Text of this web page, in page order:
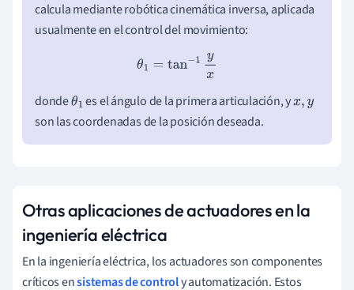
calcula mediante robótica cinemática inversa, aplicada
usualmente en el control del movimiento:
θ1= tan−1y x
dondeθ1es el ángulo de la primera articulación, yx,y
son las coordenadas de la posición deseada.
Otras aplicaciones de actuadores en la
ingeniería eléctrica
En la ingeniería eléctrica, los actuadores son componentes
críticos ensistemas de controly automatización. Estos